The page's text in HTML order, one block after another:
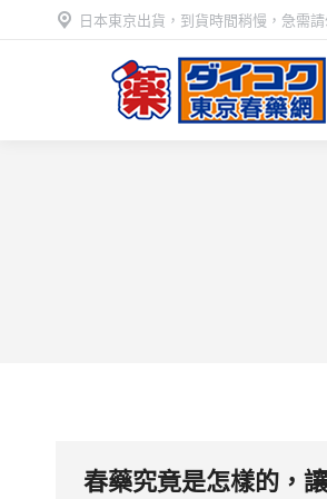
日本東京出貨，到貨時間稍慢，急需
春藥究竟是怎樣的，